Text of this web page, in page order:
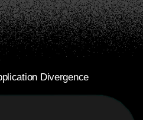
Divergence